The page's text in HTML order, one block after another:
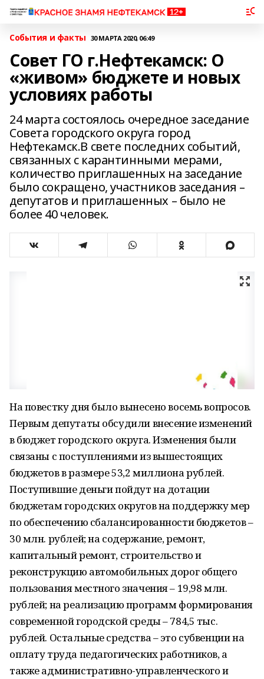
События и факты 30 МАРТА 2020, 06:49
Совет ГО г.Нефтекамск: О
«живом» бюджете и новых
условиях работы
24 марта состоялось очередное заседание
Совета городского округа город
Нефтекамск.В свете последних событий,
связанных с карантинными мерами,
количество приглашенных на заседание
было сокращено, участников заседания –
депутатов и приглашенных – было не
более 40 человек.
На повестку дня было вынесено восемь вопросов.
Первым депутаты обсудили внесение изменений
в бюджет городского округа. Изменения были
связаны с поступлениями из вышестоящих
бюджетов в размере 53,2 миллиона рублей.
Поступившие деньги пойдут на дотации
бюджетам городских округов на поддержку мер
по обеспечению сбалансированности бюджетов –
30 млн. рублей; на содержание, ремонт,
капитальный ремонт, строительство и
реконструкцию автомобильных дорог общего
пользования местного значения – 19,98 млн.
рублей; на реализацию программ формирования
современной городской среды – 784,5 тыс.
рублей. Остальные средства – это субвенции на
оплату труда педагогических работников, а
также административно-управленческого и